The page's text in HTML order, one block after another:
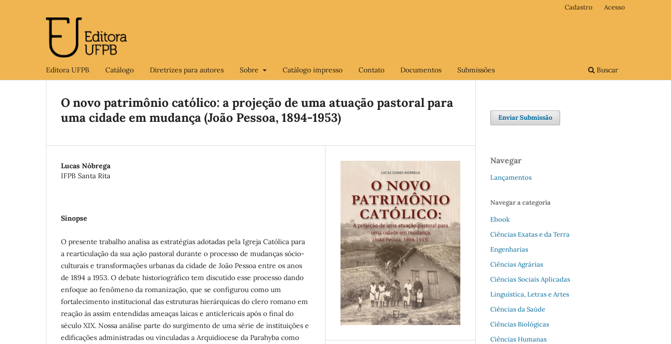
Editora UFPB Catálogo Diretrizes para autores Sobre Catálogo impresso Contato Documentos Submissões Buscar
Cadastro Acesso
O novo patrimônio católico: a projeção de uma atuação pastoral para
uma cidade em mudança (João Pessoa, 1894-1953)
Lucas Nóbrega
IFPB Santa Rita
Sinopse
O presente trabalho analisa as estratégias adotadas pela Igreja Católica para
a rearticulação da sua ação pastoral durante o processo de mudanças sócio-
culturais e transformações urbanas da cidade de João Pessoa entre os anos
de 1894 a 1953. O debate historiográfico tem discutido esse processo dando
enfoque ao fenômeno da romanização, que se configurou como um
fortalecimento institucional das estruturas hierárquicas do clero romano em
reação às assim entendidas ameaças laicas e anticlericais após o final do
século XIX. Nossa análise parte do surgimento de uma série de instituições e
edificações administradas ou vinculadas a Arquidiocese da Parahyba como
Enviar Submissão
Navegar
Lançamentos
Navegar a categoria
Ebook
Ciências Exatas e da Terra
Engenharias
Ciências Agrárias
Ciências Sociais Aplicadas
Linguística, Letras e Artes
Ciências da Saúde
Ciências Biológicas
Ciências Humanas